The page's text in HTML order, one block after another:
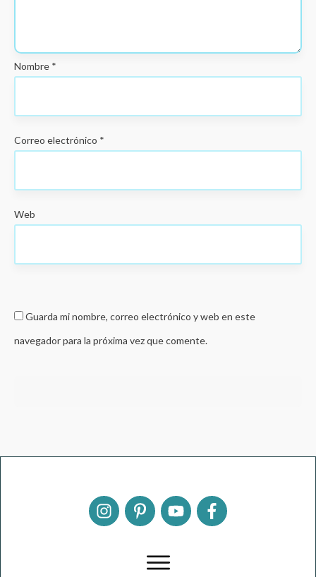
Nombre *
Correo electrónico *
Web
Guarda mi nombre, correo electrónico y web en este
navegador para la próxima vez que comente.